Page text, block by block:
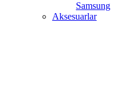
Samsung
Aksesuarlar